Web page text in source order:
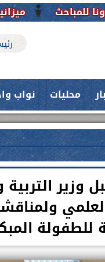
ميزانية 16 مليون جنيه لتطوير حديقة ناصر بأبوتيج.. نقلة حضارية تحافظ على تاريخها
محليات نواب
التربية
للطفولة
حدث بمستشفيات جامعة اسيوط....
فريق طبي بقسم الأنف والأذن